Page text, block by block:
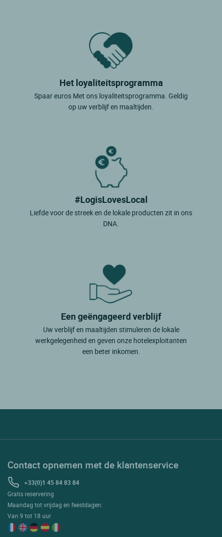
Het loyaliteitsprogramma
Spaar euros Met ons loyaliteitsprogramma. Geldig
op uw verblijf en maaltijden.
#LogisLovesLocal
Liefde voor de streek en de lokale producten zit in ons
DNA.
Een geëngageerd verblijf
Uw verblijf en maaltijden stimuleren de lokale
werkgelegenheid en geven onze hotelexploitanten
een beter inkomen.
Contact opnemen met de klantenservice
+33(0)1 45 84 83 84
Gratis reservering
Maandag tot vrijdag en feestdagen:
Van 9 tot 18 uur